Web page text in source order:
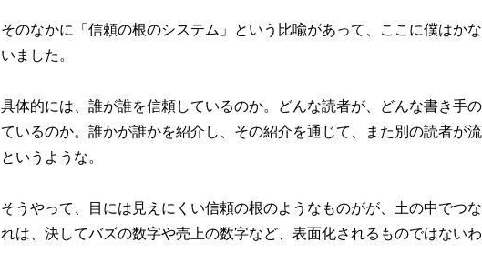
そのなかに「信頼の根のシステム」という比喩があって、ここに僕はか
いました。
具体的には、誰が誰を信頼しているのか。どんな読者が、どんな書き手
ているのか。誰かが誰かを紹介し、その紹介を通じて、また別の読者が流
というような。
そうやって、目には見えにくい信頼の根のようなものがが、土の中でつ
れは、決してバズの数字や売上の数字など、表面化されるものではないわ